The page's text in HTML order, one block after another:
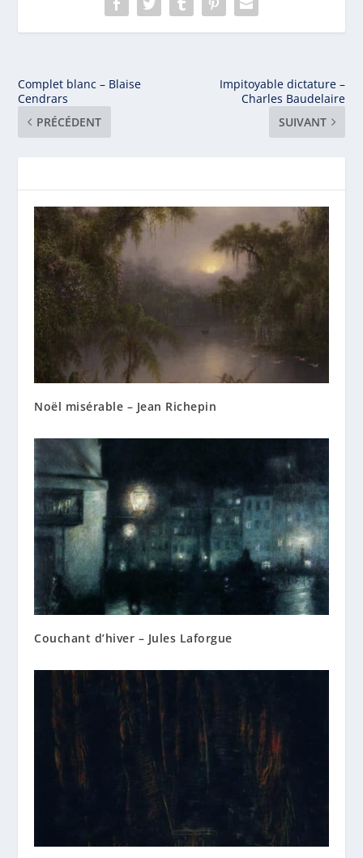
Complet blanc – Blaise
Cendrars
PRÉCÉDENT
Impitoyable dictature –
Charles Baudelaire
SUIVANT
Noël misérable – Jean Richepin
Couchant d’hiver – Jules Laforgue